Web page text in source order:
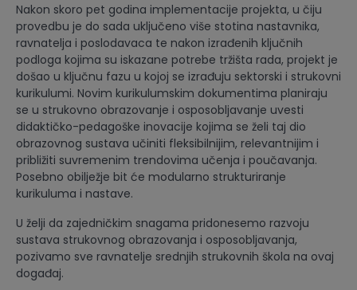
Nakon skoro pet godina implementacije projekta, u čiju
provedbu je do sada uključeno više stotina nastavnika,
ravnatelja i poslodavaca te nakon izrađenih ključnih
podloga kojima su iskazane potrebe tržišta rada, projekt je
došao u ključnu fazu u kojoj se izrađuju sektorski i strukovni
kurikulumi. Novim kurikulumskim dokumentima planiraju
se u strukovno obrazovanje i osposobljavanje uvesti
didaktičko-pedagoške inovacije kojima se želi taj dio
obrazovnog sustava učiniti fleksibilnijim, relevantnijim i
približiti suvremenim trendovima učenja i poučavanja.
Posebno obilježje bit će modularno strukturiranje
kurikuluma i nastave.
U želji da zajedničkim snagama pridonesemo razvoju
sustava strukovnog obrazovanja i osposobljavanja,
pozivamo sve ravnatelje srednjih strukovnih škola na ovaj
događaj.